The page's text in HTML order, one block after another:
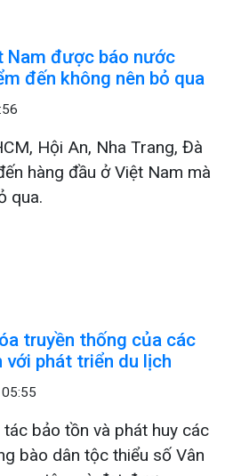
Nam được báo nước
đến không nên bỏ qua
Hội An, Nha Trang, Đà
hàng đầu ở Việt Nam mà
qua.
truyền thống của các
phát triển du lịch
bảo tồn và phát huy các
bào dân tộc thiểu số Vân